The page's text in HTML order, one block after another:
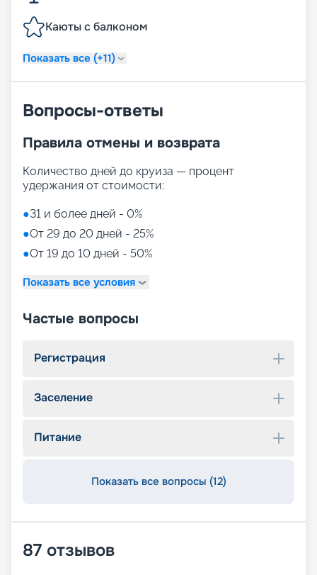
Каюты с балконом
Показать все (+11)
Вопросы-ответы
Правила отмены и возврата
Количество дней до круиза — процент
удержания от стоимости:
●31 и более дней - 0%
●От 29 до 20 дней - 25%
●От 19 до 10 дней - 50%
Показать все условия
Частые вопросы
Регистрация
Заселение
Питание
Показать все вопросы (12)
87 отзывов